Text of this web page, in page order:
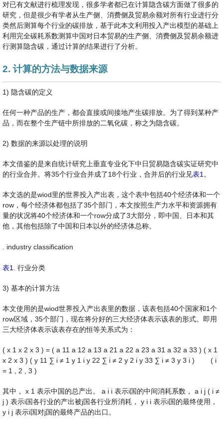
对已有文献进行梳理发现，很多学者都已在计算隐含碳方面做了很多的
研究，但是很少有学者从生产侧、消费侧及贸易余额对所有行业进行分
类然后测算每个行业的碳排放，基于此本文利用投入产出模型的基础上
利用完全碳耗系数测算中国对日本贸易的生产侧、消费侧及贸易余额进
行测算隐含碳，通过计算的结果进行了分析。
2. 计算的方法与数据来源
1) 隐含碳的定义
任何一种产品的生产，都会直接或间接地产生碳排放。为了得到某种产
品，而在整个生产链中所排放的二氧化碳，称之为隐含碳。
2) 数据的来源以处理的说明
本文借鉴的是来自统计研究上垂直专业化下中日贸易隐含碳实证研究中
的行业合并。将35个行业合并成了18个行业，合并后的行业见表1 。
本文选的是wiod里的世界投入产出表，这个表中包括40个经济体和一个
row，每个经济体都包括了35个部门，本文按照生产力水平和资源拥有
量的状况将40个经济体和一个row分成了3大部分，即中国、日本和其
他，其他包括除了中国和日本以外的经济体总称。
. industry classification
表1 . 行业分类
3) 基本的计算方法
本文使用的是wiod世界投入产出表里的数据，该表包括40个国家和1个
row区域，35个部门，现在将分好的三大经济体表示该表的形式。即用
三大经济体表示该表存在的恒等关系式为：
( x 1 x 2 x 3 ) = ( a 11 a 12 a 13 a 21 a 22 a 23 a 31 a 32 a 33 ) ( x 1
x 2 x 3 ) ( y 11 ∑ i ≠ 1 y 1 i y 22 ∑ i ≠ 2 y 2 i y 33 ∑ i ≠ 3 y 3 i ) ( i
= 1 2 3 )
其中， x 1 表示中国的总产出。 a i i 表示i国的中间消耗系数， a i j ( i ≠
j ) 表示i国各行业的产出被j国各行业所消耗， y i i 表示i国的最终使用，
y i j 表示i国对j国的最终产品的出口。